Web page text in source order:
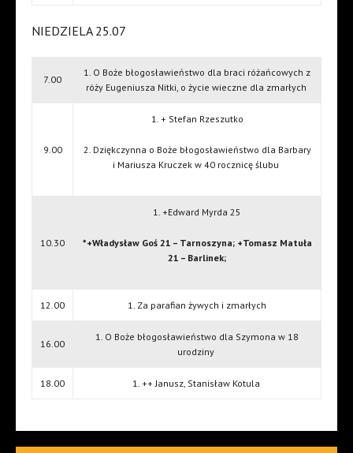
NIEDZIELA 25.07
7.00
1. O Boże błogosławieństwo dla braci różańcowych z
róży Eugeniusza Nitki, o życie wieczne dla zmarłych
9.00
1. + Stefan Rzeszutko
2. Dziękczynna o Boże błogosławieństwo dla Barbary
i Mariusza Kruczek w 40 rocznicę ślubu
10.30
1. +Edward Myrda 25
*+Władysław Goś 21 – Tarnoszyna; +Tomasz Matuła
21 – Barlinek;
12.00 1. Za parafian żywych i zmarłych
16.00
1. O Boże błogosławieństwo dla Szymona w 18
urodziny
18.00 1. ++ Janusz, Stanisław Kotula